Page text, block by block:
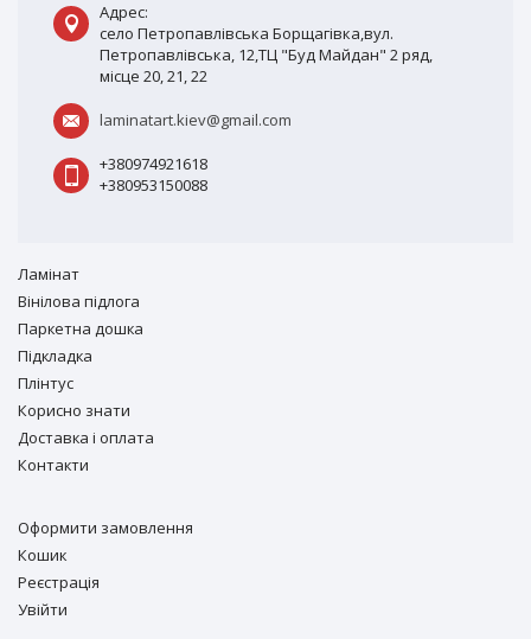
Адрес:
село Петропавлівська Борщагівка,вул.
Петропавлівська, 12,ТЦ "Буд Майдан" 2 ряд,
місце 20, 21, 22
laminatart.kiev@gmail.com
+380974921618
+380953150088
Ламiнат
Вiнiлова підлога
Паркетна дошка
Підкладка
Плінтус
Корисно знати
Доставка і оплата
Контакти
Оформити замовлення
Кошик
Реєстрація
Увійти